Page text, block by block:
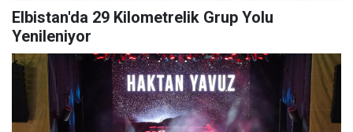
Elbistan'da 29 Kilometrelik Grup Yolu
Yenileniyor